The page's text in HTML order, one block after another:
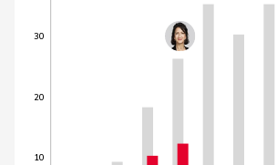
10
20
30